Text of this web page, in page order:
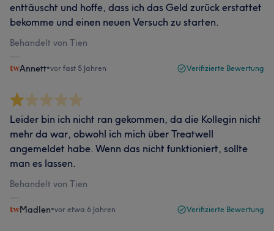
enttäuscht und hoffe, dass ich das Geld zurück erstattet
bekomme und einen neuen Versuch zu starten.
Behandelt von Tien
Annett•vor fast 5 Jahren Verifizierte Bewertung
Leider bin ich nicht ran gekommen, da die Kollegin nicht
mehr da war, obwohl ich mich über Treatwell
angemeldet habe. Wenn das nicht funktioniert, sollte
man es lassen.
Behandelt von Tien
Madlen•vor etwa 6 Jahren Verifizierte Bewertung